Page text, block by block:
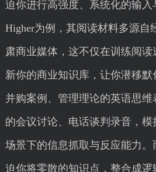
迫你进行高强度、系统化的输入
Higher为例，其阅读材料多源自
肃商业媒体，这不仅在训练阅
新你的商业知识库，让你潜移默
并购案例、管理理论的英语思
的会议讨论、电话谈判录音，
场景下的信息抓取与反应能力。
迫你将零散的知识点，整合成